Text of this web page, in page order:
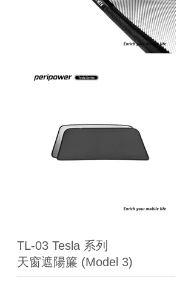
TL-03 Tesla 系列
天窗遮陽簾 (Model 3)